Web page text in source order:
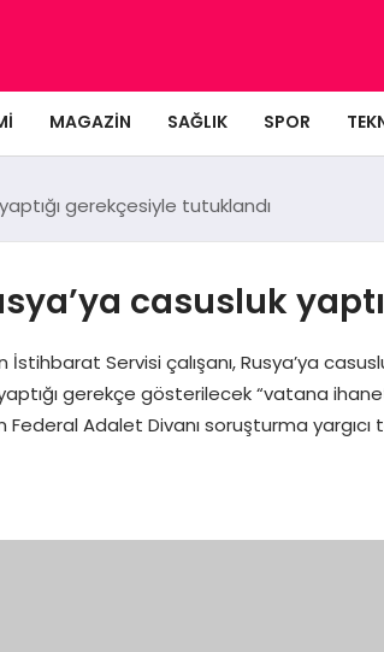
MAGAZIN SAĞLIK SPOR
gerekçesiyle tutuklandı
casusluk
İstihbarat Servisi çalışanı, Rusya’ya
gerekçe gösterilecek “vatana
Adalet Divanı soruşturma yargıcı